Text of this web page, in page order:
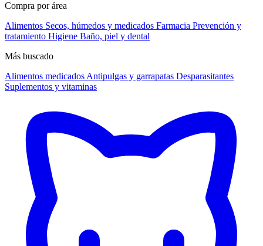
Compra por área
Alimentos Secos, húmedos y medicados Farmacia Prevención y
tratamiento Higiene Baño, piel y dental
Más buscado
Alimentos medicados Antipulgas y garrapatas Desparasitantes
Suplementos y vitaminas